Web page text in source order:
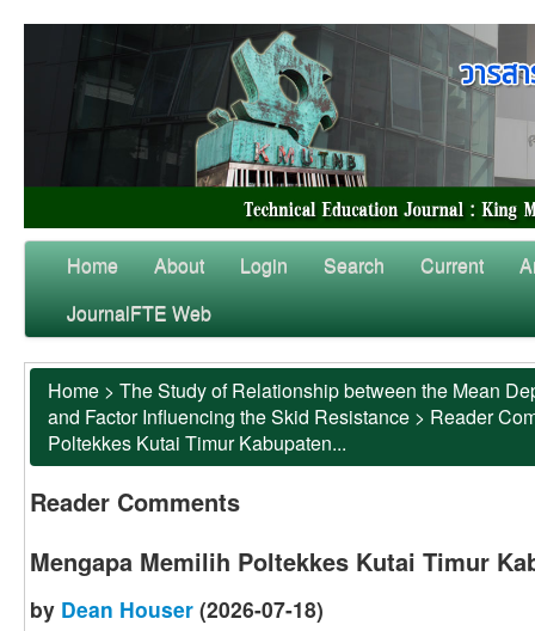
Home About Login Search Current
JournalFTE Web
Home > The Study of Relationship between the Mean
and Factor Influencing the Skid Resistance > Reader
Poltekkes Kutai Timur Kabupaten...
Reader Comments
Mengapa Memilih Poltekkes Kutai Timur
by Dean Houser (2026-07-18)